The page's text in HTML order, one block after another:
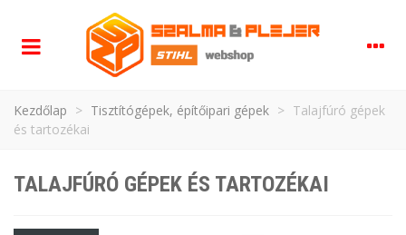
Kezdőlap > Tisztítógépek, építőipari gépek > Talajfúró gépek
és tartozékai
TALAJFÚRÓ GÉPEK ÉS TARTOZÉKAI